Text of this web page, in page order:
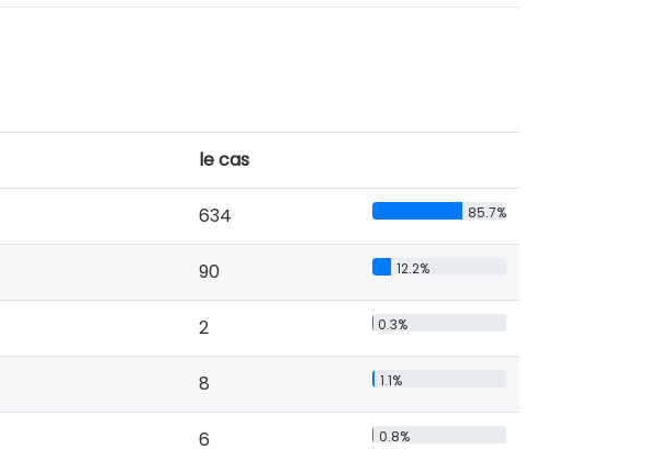
le cas
634 85.7%
90 12.2%
2 0.3%
8 1.1%
6 0.8%